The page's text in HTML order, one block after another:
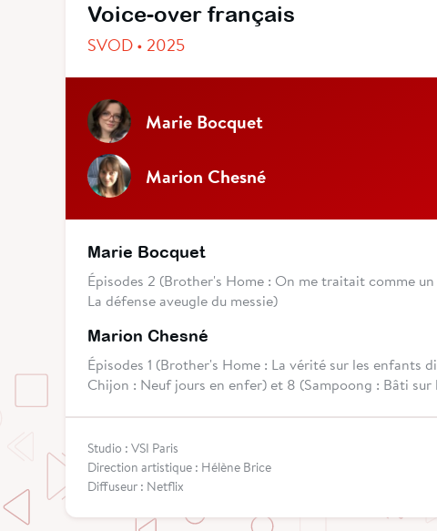
Voice-over français
SVOD • 2025
Marie Bocquet
Marion Chesné
Marie Bocquet
Épisodes 2 (Brother's Home : On me traitait comme
La défense aveugle du messie)
Marion Chesné
Épisodes 1 (Brother's Home : La vérité sur les enfants
Chijon : Neuf jours en enfer) et 8 (Sampoong : Bâti
Studio : VSI Paris
Direction artistique : Hélène Brice
Diffuseur : Netflix